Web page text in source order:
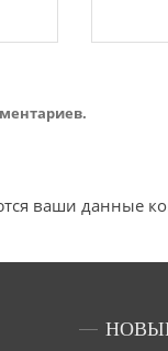
ваши данные